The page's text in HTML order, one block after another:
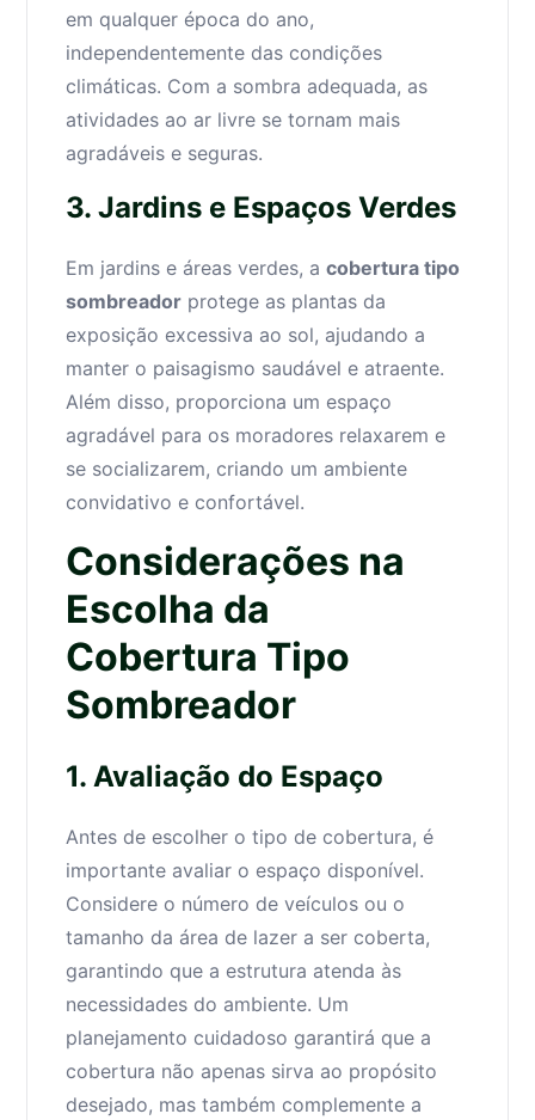
em qualquer época do ano,
independentemente das condições
climáticas. Com a sombra adequada, as
atividades ao ar livre se tornam mais
agradáveis e seguras.
3. Jardins e Espaços Verdes
Em jardins e áreas verdes, acobertura tipo
sombreador protege as plantas da
exposição excessiva ao sol, ajudando a
manter o paisagismo saudável e atraente.
Além disso, proporciona um espaço
agradável para os moradores relaxarem e
se socializarem, criando um ambiente
convidativo e confortável.
Considerações na
Escolha da
Cobertura Tipo
Sombreador
1. Avaliação do Espaço
Antes de escolher o tipo de cobertura, é
importante avaliar o espaço disponível.
Considere o número de veículos ou o
tamanho da área de lazer a ser coberta,
garantindo que a estrutura atenda às
necessidades do ambiente. Um
planejamento cuidadoso garantirá que a
cobertura não apenas sirva ao propósito
desejado, mas também complemente a